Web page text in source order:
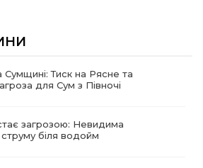
Сумщині: Тиск на Рясне та
для Сум з Півночі
загрозою: Невидима
біля водойм